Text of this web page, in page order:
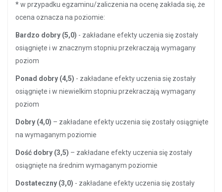
*w przypadku egzaminu/zaliczenia na ocenę zakłada się, że
ocena oznacza na poziomie:
Bardzo dobry (5,0) - zakładane efekty uczenia się zostały
osiągnięte i w znacznym stopniu przekraczają wymagany
poziom
Ponad dobry (4,5) - zakładane efekty uczenia się zostały
osiągnięte i w niewielkim stopniu przekraczają wymagany
poziom
Dobry (4,0) – zakładane efekty uczenia się zostały osiągnięte
na wymaganym poziomie
Dość dobry (3,5) – zakładane efekty uczenia się zostały
osiągnięte na średnim wymaganym poziomie
Dostateczny (3,0) - zakładane efekty uczenia się zostały